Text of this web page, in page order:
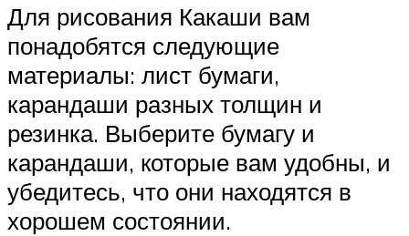
Для рисования Какаши вам
понадобятся следующие
материалы: лист бумаги,
карандаши разных толщин и
резинка. Выберите бумагу и
карандаши, которые вам удобны, и
убедитесь, что они находятся в
хорошем состоянии.